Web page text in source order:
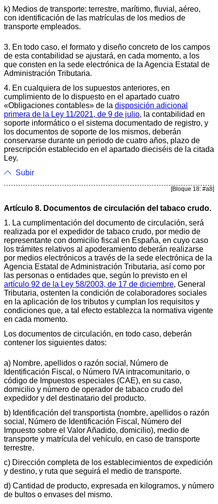
k) Medios de transporte: terrestre, marítimo, fluvial, aéreo,
con identificación de las matrículas de los medios de
transporte empleados.
3. En todo caso, el formato y diseño concreto de los campos
de esta contabilidad se ajustará, en cada momento, a los
que consten en la sede electrónica de la Agencia Estatal de
Administración Tributaria.
4. En cualquiera de los supuestos anteriores, en
cumplimiento de lo dispuesto en el apartado cuatro
«Obligaciones contables» de la disposición adicional
primera de la Ley 11/2021, de 9 de julio, la contabilidad en
soporte informático o el sistema documentado de registro, y
los documentos de soporte de los mismos, deberán
conservarse durante un periodo de cuatro años, plazo de
prescripción establecido en el apartado dieciséis de la citada
Ley.
Subir
[Bloque 18: #a8]
Artículo 8. Documentos de circulación del tabaco crudo.
1. La cumplimentación del documento de circulación, será
realizada por el expedidor de tabaco crudo, por medio de
representante con domicilio fiscal en España, en cuyo caso
los trámites relativos al apoderamiento deberán realizarse
por medios electrónicos a través de la sede electrónica de la
Agencia Estatal de Administración Tributaria, así como por
las personas o entidades que, según lo previsto en el
artículo 92 de la Ley 58/2003, de 17 de diciembre, General
Tributaria, ostenten la condición de colaboradores sociales
en la aplicación de los tributos y cumplan los requisitos y
condiciones que, a tal efecto establezca la normativa vigente
en cada momento.
Los documentos de circulación, en todo caso, deberán
contener los siguientes datos:
a) Nombre, apellidos o razón social, Número de
Identificación Fiscal, o Número IVA intracomunitario, o
código de Impuestos especiales (CAE), en su caso,
domicilio y número de operador de tabaco crudo del
expedidor y del destinatario del producto.
b) Identificación del transportista (nombre, apellidos o razón
social, Número de Identificación Fiscal, Número del
Impuesto sobre el Valor Añadido, domicilio), medio de
transporte y matrícula del vehículo, en caso de transporte
terrestre.
c) Dirección completa de los establecimientos de expedición
y destino, y ruta que seguirá el medio de transporte.
d) Cantidad de producto, expresada en kilogramos, y número
de bultos o envases del mismo.